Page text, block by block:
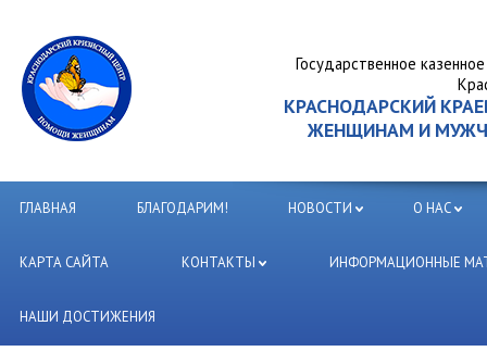
Государственное
КРАСНОДАРСКИЙ
ЖЕНЩИНАМ И
ГЛАВНАЯ БЛАГОДАРИМ! НОВОСТИ О НАС
КАРТА САЙТА КОНТАКТЫ ИНФОРМАЦИОННЫЕ
НАШИ ДОСТИЖЕНИЯ